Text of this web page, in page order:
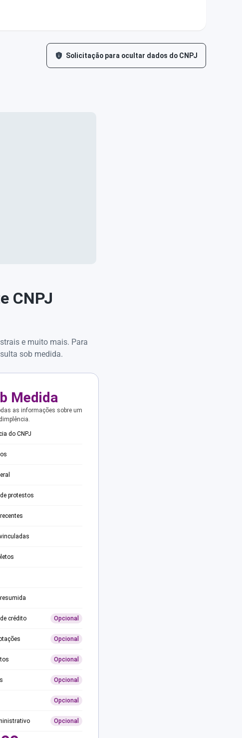
Solicitação para ocultar dados do CNPJ
CNPJ
e muito mais. Para
sob medida.
Medida
as informações sobre um
do CNPJ
protestos
crédito Opcional
Opcional
Opcional
Opcional
Opcional
Opcional